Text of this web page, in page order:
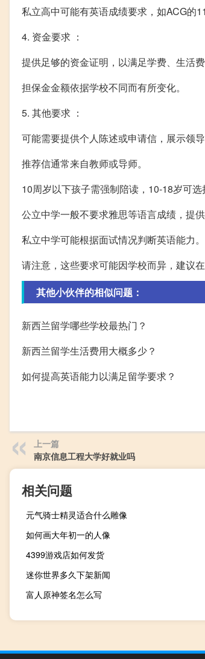
私立高中可能有英语成绩要求，如ACG的
4. 资金要求 ：
提供足够的资金证明，以满足学费、生活费
担保金金额依据学校不同而有所变化。
5. 其他要求 ：
可能需要提供个人陈述或申请信，展示领
推荐信通常来自教师或导师。
10周岁以下孩子需强制陪读，10-18岁可选
公立中学一般不要求雅思等语言成绩，提供
私立中学可能根据面试情况判断英语能力。
请注意，这些要求可能因学校而异，建议
其他小伙伴的相似问题：
新西兰留学哪些学校最热门？
新西兰留学生活费用大概多少？
如何提高英语能力以满足留学要求？
上一篇
南京信息工程大学好就业吗
相关问题
元气骑士精灵适合什么雕像
如何画大年初一的人像
4399游戏店如何发货
迷你世界多久下架新闻
富人原神签名怎么写